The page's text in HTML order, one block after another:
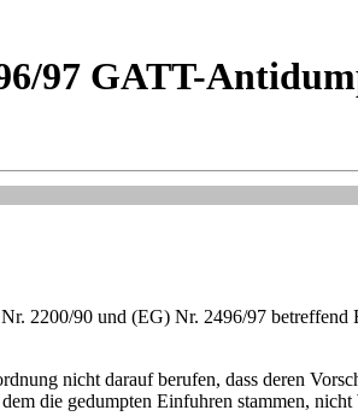
97 GATT-
2200/90 und (EG) Nr. 2496/97
nicht darauf berufen, dass deren
die gedumpten Einfuhren stammen,